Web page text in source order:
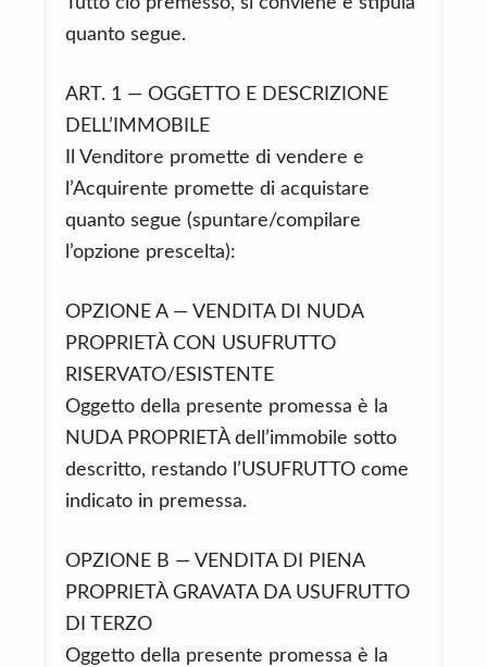
quanto segue.
ART. 1 — OGGETTO E DESCRIZIONE
DELL’IMMOBILE
Il Venditore promette di vendere e
l’Acquirente promette di acquistare
quanto segue (spuntare/compilare
l’opzione prescelta):
OPZIONE A — VENDITA DI NUDA
PROPRIETÀ CON USUFRUTTO
RISERVATO/ESISTENTE
Oggetto della presente promessa è la
NUDA PROPRIETÀ dell’immobile sotto
descritto, restando l’USUFRUTTO come
indicato in premessa.
OPZIONE B — VENDITA DI PIENA
PROPRIETÀ GRAVATA DA USUFRUTTO
DI TERZO
Oggetto della presente promessa è la